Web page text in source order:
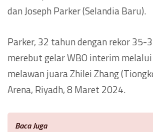
dan Joseph Parker (Selandia Baru).
Parker, 32 tahun dengan rekor 35-
merebut gelar WBO interim
melawan juara Zhilei Zhang
Arena, Riyadh, 8 Maret 2024.
Baca Juga